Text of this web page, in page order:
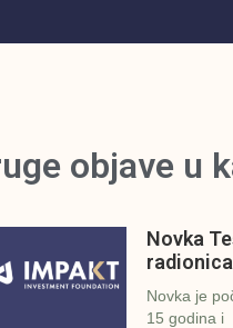
objave u
Novka
Novka je
15 godina i